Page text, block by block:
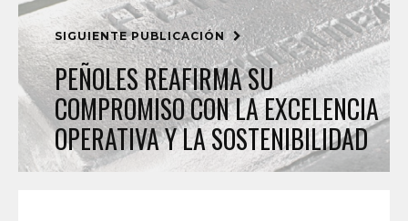
SIGUIENTE PUBLICACIÓN
PEÑOLES REAFIRMA SU
COMPROMISO CON LA EXCELENCIA
OPERATIVA Y LA SOSTENIBILIDAD